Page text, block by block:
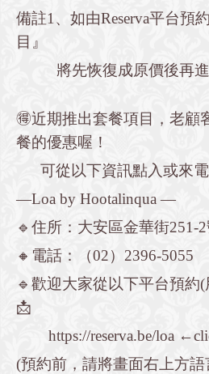
備註1、如由Reserva平台預
目』
將先恢復成原價後再進
🉐近期推出套餐項目，老顧
餐的優惠喔！
可從以下資訊點入或來電
—Loa by Hootalinqua —
🔹住所：大安區金華街251-
🔸電話：（02）2396-5055
🔹歡迎大家從以下平台預約
📩
https://reserva.be/loa
(預約前，請將畫面右上方語